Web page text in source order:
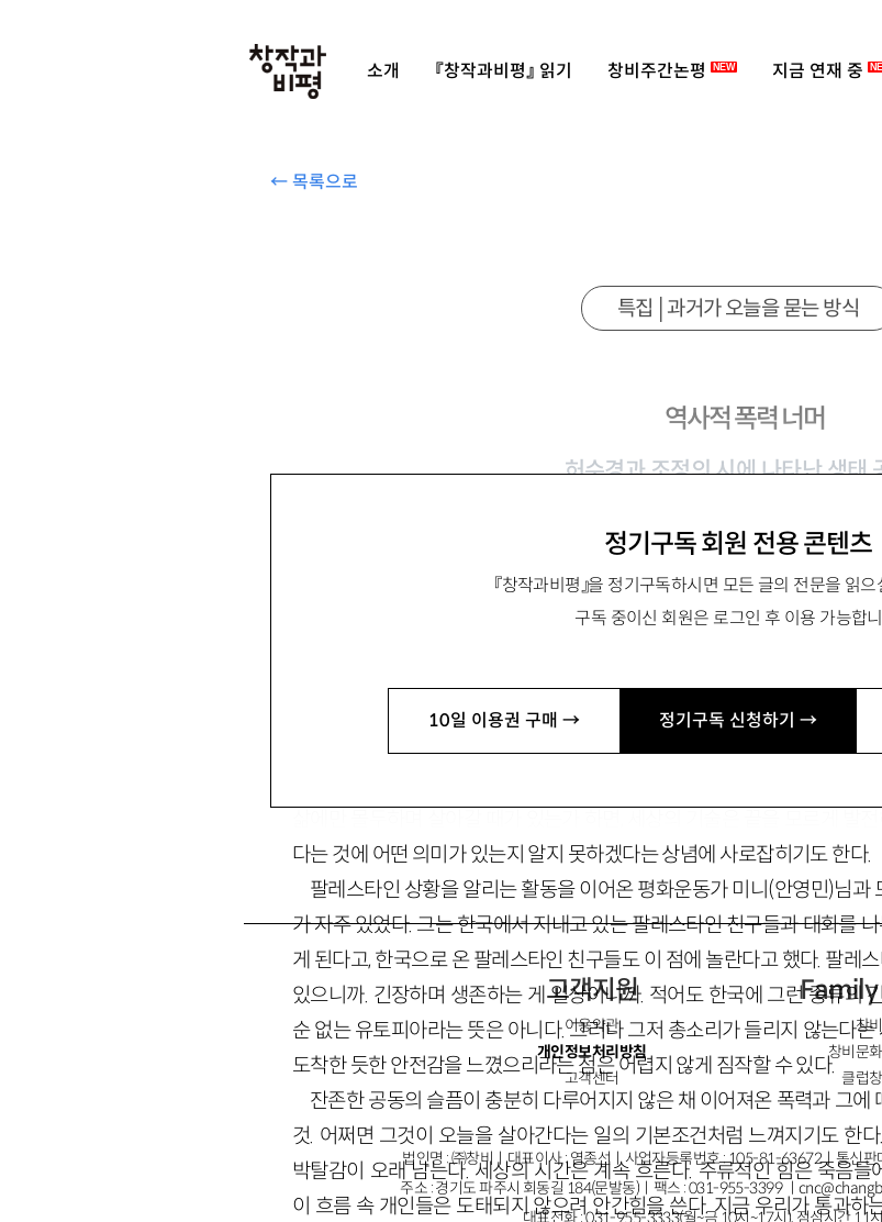
소개 『창작과비평』 읽기 창비주간논평 NEW 지금 연재 중
← 목록으로
정기구독 회원 전용 콘텐츠
『창작과비평』을 정기구독하시면 모든 글의 전문을 읽
구독 중이신 회원은 로그인 후 이용 가능합
10일 이용권 구매 → 정기구독 신청하기 →
특집│과거가 오늘을 묻는 방식
역사적 폭력 너머
허수경과 조정의 시에 나타난 생태
다는 것에 어떤 의미가 있는지 알지 못하겠다는 상념에 사로잡히기도 한다.
팔레스타인 상황을 알리는 활동을 이어온 평화운동가 미니(안영민)님과
가 자주 있었다. 그는 한국에서 지내고 있는 팔레스타인 친구들과 대화를
게 된다고, 한국으로 온 팔레스타인 친구들도 이 점에 놀란다고 했다. 팔레
있으니까. 긴장하며 생존하는 게 일상이니까. 적어도 한국에 그런 종류의
순 없는 유토피아라는 뜻은 아니다. 그러나 그저 총소리가 들리지 않는다
도착한 듯한 안전감을 느꼈으리라는 점은 어렵지 않게 짐작할 수 있다.
잔존한 공동의 슬픔이 충분히 다루어지지 않은 채 이어져온 폭력과 그
것. 어쩌면 그것이 오늘을 살아간다는 일의 기본조건처럼 느껴지기도 한
박탈감이 오래 남는다. 세상의 시간은 계속 흐른다. 주류적인 힘은 죽음
이 흐름 속 개인들은 도태되지 않으려 안간힘을 쓴다. 지금 우리가 통과하
고객지원
이용약관
개인정보처리방침
고객센터
Family
창비
창비문
클럽
법인명 : ㈜창비ㅣ대표이사 : 염종선ㅣ사업자등록번호 : 105-81-63672ㅣ통신
주소 : 경기도 파주시 회동길 184(문발동)ㅣ팩스 : 031-955-3399 ㅣ
대표전화 : 031-955-3333(월~금 10시~17시), 점심시간 11